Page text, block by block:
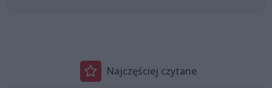
Najczęściej czytane